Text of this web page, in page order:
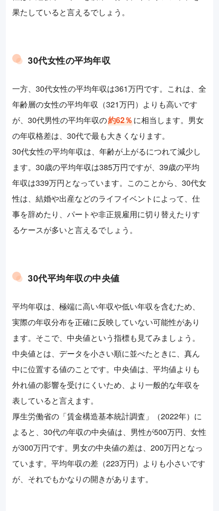
果たしていると言えるでしょう。
30代女性の平均年収
一方、30代女性の平均年収は361万円です。これは、全
年齢層の女性の平均年収（321万円）よりも高いです
が、30代男性の平均年収の約62％に相当します。男女
の年収格差は、30代で最も大きくなります。
30代女性の平均年収は、年齢が上がるにつれて減少し
ます。30歳の平均年収は385万円ですが、39歳の平均
年収は339万円となっています。このことから、30代女
性は、結婚や出産などのライフイベントによって、仕
事を辞めたり、パートや非正規雇用に切り替えたりす
るケースが多いと言えるでしょう。
30代平均年収の中央値
平均年収は、極端に高い年収や低い年収を含むため、
実際の年収分布を正確に反映していない可能性があり
ます。そこで、中央値という指標も見てみましょう。
中央値とは、データを小さい順に並べたときに、真ん
中に位置する値のことです。中央値は、平均値よりも
外れ値の影響を受けにくいため、より一般的な年収を
表していると言えます。
厚生労働省の「賃金構造基本統計調査」（2022年）に
よると、30代の年収の中央値は、男性が500万円、女性
が300万円です。男女の中央値の差は、200万円となっ
ています。平均年収の差（223万円）よりも小さいです
が、それでもかなりの開きがあります。